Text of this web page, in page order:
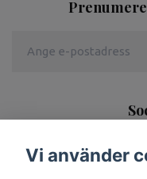
Vi använder